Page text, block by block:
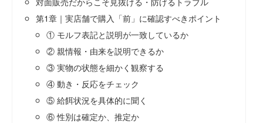
第1章｜実店舗で購入「前」に確認すべきポイント
① モルフ表記と説明が一致しているか
② 親情報・由来を説明できるか
③ 実物の状態を細かく観察する
④ 動き・反応をチェック
⑤ 給餌状況を具体的に聞く
⑥ 性別は確定か、推定か